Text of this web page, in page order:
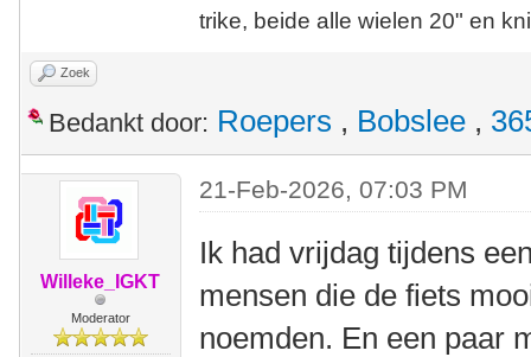
trike, beide alle wielen 20" en
Zoek
Bedankt door: Roepers , Bobslee ,
Willeke_IGKT
Moderator
21-Feb-2026, 07:03 PM
Ik had vrijdag tijdens
mensen die de fiets
noemden. En een paar